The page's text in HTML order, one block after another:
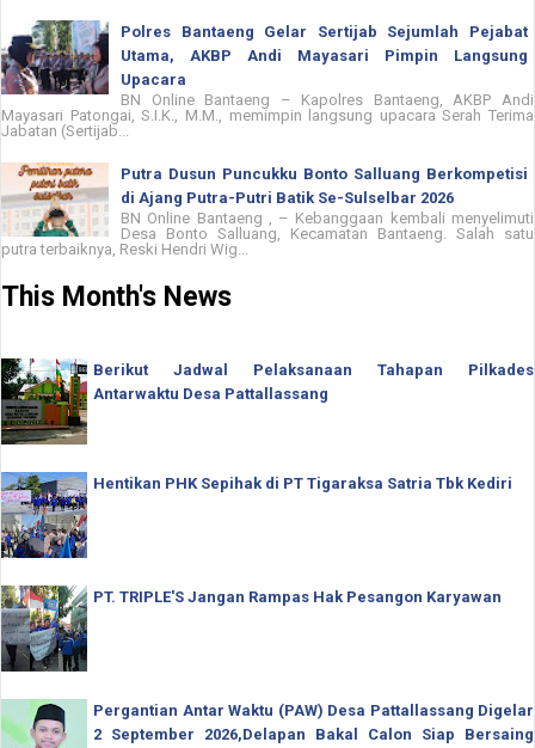
Polres Bantaeng Gelar Sertijab Sejumlah Pejabat
Utama, AKBP Andi Mayasari Pimpin Langsung
Upacara
BN Online Bantaeng – Kapolres Bantaeng, AKBP Andi
Mayasari Patongai, S.I.K., M.M., memimpin langsung upacara Serah Terima
Jabatan (Sertijab...
Putra Dusun Puncukku Bonto Salluang Berkompetisi
di Ajang Putra-Putri Batik Se-Sulselbar 2026
BN Online Bantaeng , – Kebanggaan kembali menyelimuti
Desa Bonto Salluang, Kecamatan Bantaeng. Salah satu
putra terbaiknya, Reski Hendri Wig...
This Month's News
Berikut Jadwal Pelaksanaan Tahapan Pilkades
Antarwaktu Desa Pattallassang
Hentikan PHK Sepihak di PT Tigaraksa Satria Tbk Kediri
PT. TRIPLE'S Jangan Rampas Hak Pesangon Karyawan
Pergantian Antar Waktu (PAW) Desa Pattallassang Digelar
2 September 2026,Delapan Bakal Calon Siap Bersaing